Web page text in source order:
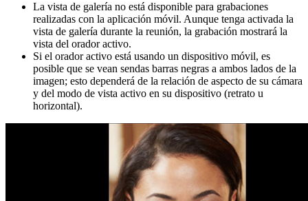
La vista de galería no está disponible para grabaciones
realizadas con la aplicación móvil. Aunque tenga activada la
vista de galería durante la reunión, la grabación mostrará la
vista del orador activo.
Si el orador activo está usando un dispositivo móvil, es
posible que se vean sendas barras negras a ambos lados de la
imagen; esto dependerá de la relación de aspecto de su cámara
y del modo de vista activo en su dispositivo (retrato u
horizontal).